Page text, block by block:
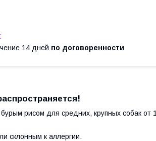
14 дней по договоренности
рисом для средних, крупных собак от 1
склонным к аллергии.